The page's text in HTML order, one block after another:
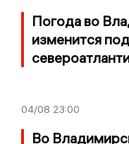
Погода во
изменится
04/08 23:00
Во